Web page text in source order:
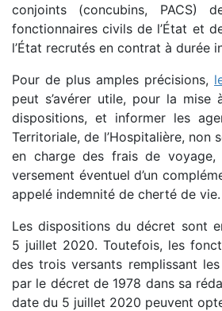
conjoints (concubins, PACS)
fonctionnaires civils de l’État et
l’État recrutés en contrat à durée
Pour de plus amples précisions,
peut s’avérer utile, pour la mise
dispositions, et informer les
Territoriale, de l’Hospitalière, non
en charge des frais de voyage,
versement éventuel d’un
appelé indemnité de cherté de vie.
Les dispositions du décret sont
5 juillet 2020. Toutefois, les
des trois versants remplissant
par le décret de 1978 dans sa
date du 5 juillet 2020 peuvent